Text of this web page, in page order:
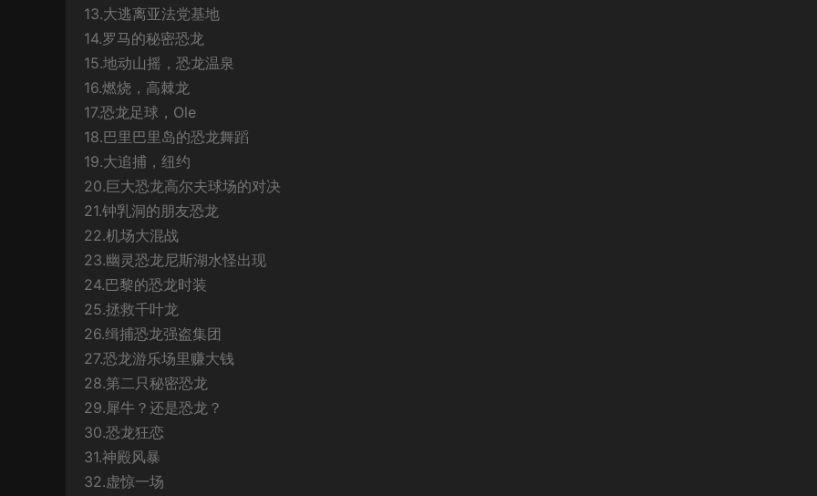
13.大逃离亚法党基地
14.罗马的秘密恐龙
15.地动山摇，恐龙温泉
16.燃烧，高棘龙
17.恐龙足球，Ole
18.巴里巴里岛的恐龙舞蹈
19.大追捕，纽约
20.巨大恐龙高尔夫球场的对决
21.钟乳洞的朋友恐龙
22.机场大混战
23.幽灵恐龙尼斯湖水怪出现
24.巴黎的恐龙时装
25.拯救千叶龙
26.缉捕恐龙强盗集团
27.恐龙游乐场里赚大钱
28.第二只秘密恐龙
29.犀牛？还是恐龙？
30.恐龙狂恋
31.神殿风暴
32.虚惊一场